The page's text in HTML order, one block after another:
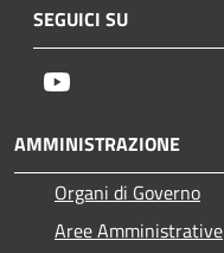
SEGUICI SU
AMMINISTRAZIONE
Organi di Governo
Aree Amministrative